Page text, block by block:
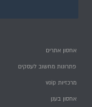
אחסון אתרים
פתרונות מחשוב לעסקים
מרכזיות voip
אחסון בענן